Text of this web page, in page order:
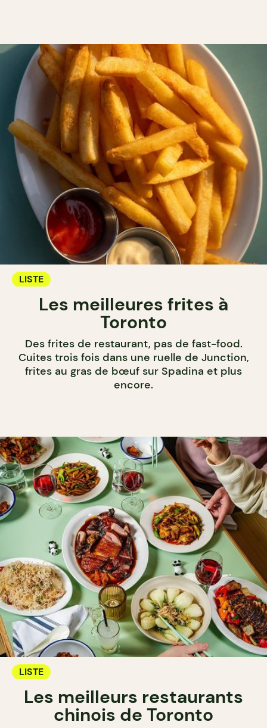
LISTE
Les meilleures frites à
Toronto
Des frites de restaurant, pas de fast-food.
Cuites trois fois dans une ruelle de Junction,
frites au gras de bœuf sur Spadina et plus
encore.
LISTE
Les meilleurs restaurants
chinois de Toronto